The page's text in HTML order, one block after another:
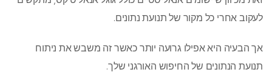
לעקוב אחרי כל מקור של תנועת נתונים.
אך הבעיה היא אפילו גרועה יותר כאשר זה משבש את ניתוח
תנועת הנתונים של החיפוש האורגני שלך.